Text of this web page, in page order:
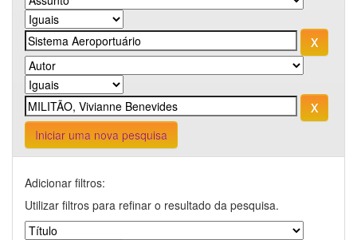
Iniciar uma nova pesquisa
Adicionar filtros:
Utilizar filtros para refinar o resultado da pesquisa.